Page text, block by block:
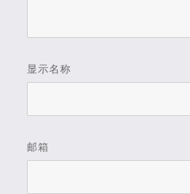
显示名称
邮箱